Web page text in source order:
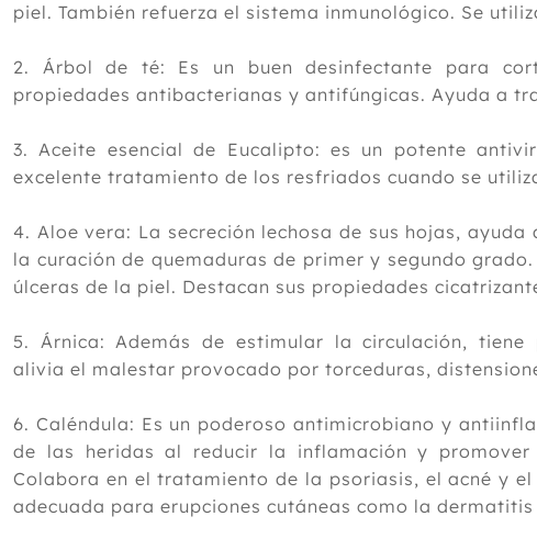
piel. También refuerza el sistema inmunológico. Se
2. Árbol de té: Es un buen desinfectante para
propiedades antibacterianas y antifúngicas. Ayuda a
3. Aceite esencial de Eucalipto: es un potente
excelente tratamiento de los resfriados cuando se
4. Aloe vera: La secreción lechosa de sus hojas,
la curación de quemaduras de primer y segundo
úlceras de la piel. Destacan sus propiedades
5. Árnica: Además de estimular la circulación,
alivia el malestar provocado por torceduras,
6. Caléndula: Es un poderoso antimicrobiano y
de las heridas al reducir la inflamación y
Colabora en el tratamiento de la psoriasis, el acné y
adecuada para erupciones cutáneas como la dermatitis